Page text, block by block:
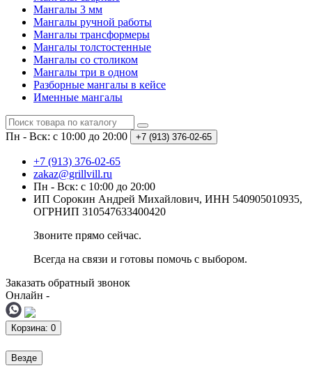
Мангалы 3 мм
Мангалы ручной работы
Мангалы трансформеры
Мангалы толстостенные
Мангалы со столиком
Мангалы три в одном
Разборные мангалы в кейсе
Именные мангалы
Пн - Вск: с 10:00 до 20:00 +7 (913) 376-02-65
+7 (913) 376-02-65
zakaz@grillvill.ru
Пн - Вск: с 10:00 до 20:00
ИП Сорокин Андрей Михайлович, ИНН 540905010935,
ОГРНИП 310547633400420
Звоните прямо сейчас.
Всегда на связи и готовы помочь с выбором.
Заказать обратный звонок
Онлайн -
Корзина: 0
Везде